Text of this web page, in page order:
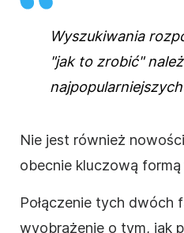
Wyszukiwania
"jak to zrobić"
Nie jest również
obecnie kluczową formą
Połączenie tych dwóch
wyobrażenie o tym, jak